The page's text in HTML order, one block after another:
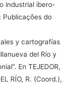
industrial ibero-
Publicações do
y cartografías
del Río y
En TEJEDOR,
RÍO, R. (Coord.),